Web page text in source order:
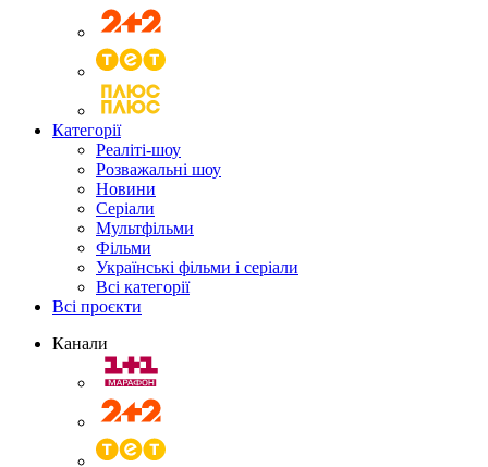
Категорії
Реаліті-шоу
Розважальні шоу
Новини
Серіали
Мультфільми
Фільми
Українські фільми і серіали
Всі категорії
Всі проєкти
Канали